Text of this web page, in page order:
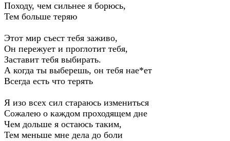
Походу, чем сильнее я борюсь,
Тем больше теряю
Этот мир съест тебя заживо,
Он пережует и проглотит тебя,
Заставит тебя выбирать.
А когда ты выберешь, он тебя нае*ет
Всегда есть что терять
Я изо всех сил стараюсь измениться
Сожалею о каждом проходящем дне
Чем дольше я остаюсь таким,
Тем меньше мне дела до боли